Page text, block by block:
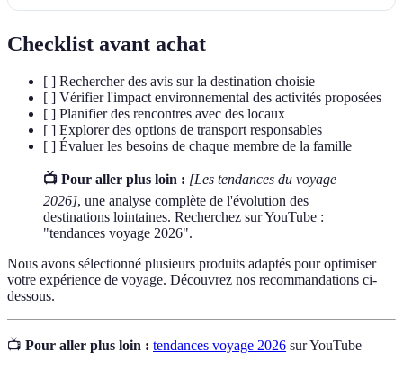
Checklist avant achat
[ ] Rechercher des avis sur la destination choisie
[ ] Vérifier l'impact environnemental des activités proposées
[ ] Planifier des rencontres avec des locaux
[ ] Explorer des options de transport responsables
[ ] Évaluer les besoins de chaque membre de la famille
📺 Pour aller plus loin : [Les tendances du voyage
2026], une analyse complète de l'évolution des
destinations lointaines. Recherchez sur YouTube :
"tendances voyage 2026".
Nous avons sélectionné plusieurs produits adaptés pour optimiser
votre expérience de voyage. Découvrez nos recommandations ci-
dessous.
📺 Pour aller plus loin : tendances voyage 2026 sur YouTube